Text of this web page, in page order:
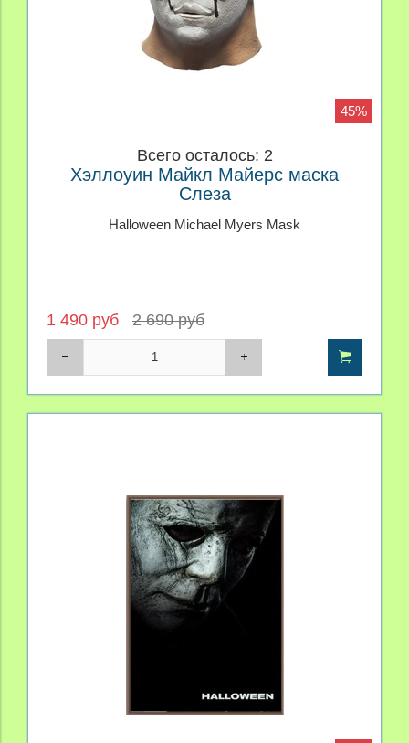
45%
Всего осталось: 2
Хэллоуин Майкл Майерс маска
Слеза
Halloween Michael Myers Mask
1 490 руб 2 690 руб